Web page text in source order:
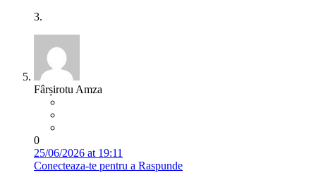
3.
Fârșirotu Amza
0
25/06/2026 at 19:11
Conecteaza-te pentru a Raspunde